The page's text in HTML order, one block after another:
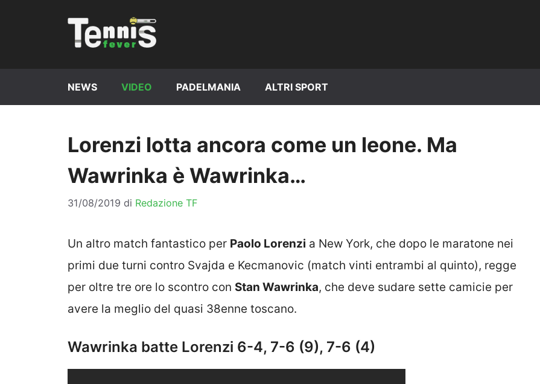
NEWS VIDEO PADELMANIA ALTRI SPORT
Lorenzi lotta ancora come un leone. Ma
Wawrinka è Wawrinka…
31/08/2019 di Redazione TF
Un altro match fantastico per Paolo Lorenzi a New York, che dopo le maratone nei
primi due turni contro Svajda e Kecmanovic (match vinti entrambi al quinto), regge
per oltre tre ore lo scontro con Stan Wawrinka, che deve sudare sette camicie per
avere la meglio del quasi 38enne toscano.
Wawrinka batte Lorenzi 6-4, 7-6 (9), 7-6 (4)